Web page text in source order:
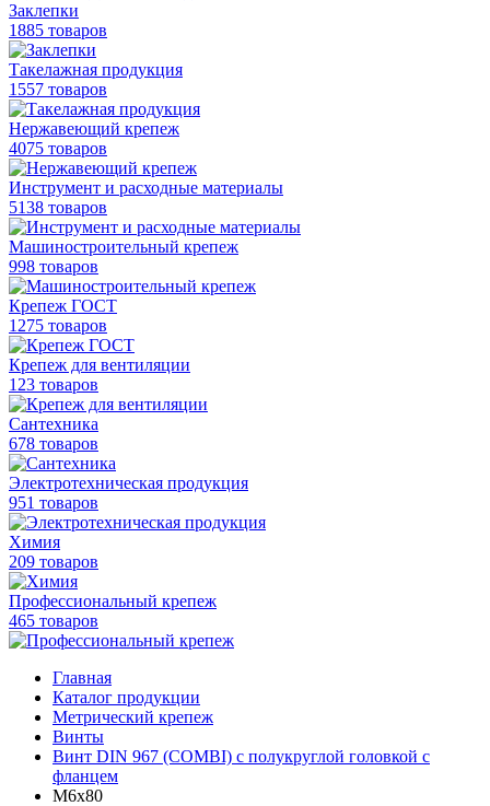
Заклепки
1885 товаров
Такелажная продукция
1557 товаров
Нержавеющий крепеж
4075 товаров
Инструмент и расходные материалы
5138 товаров
Машиностроительный крепеж
998 товаров
Крепеж ГОСТ
1275 товаров
Крепеж для вентиляции
123 товаров
Сантехника
678 товаров
Электротехническая продукция
951 товаров
Химия
209 товаров
Профессиональный крепеж
465 товаров
Главная
Каталог продукции
Метрический крепеж
Винты
Винт DIN 967 (COMBI) с полукруглой головкой с
фланцем
М6х80